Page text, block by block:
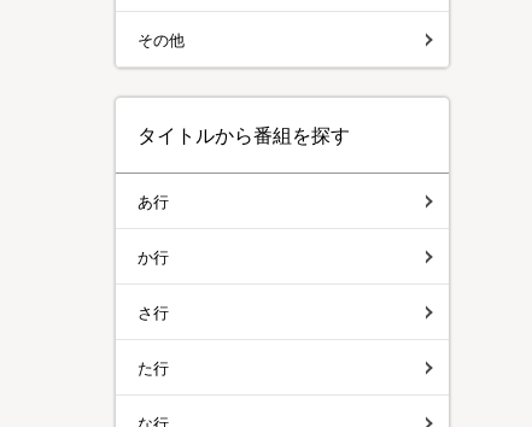
その他
タイトルから番組を探す
あ行
か行
さ行
た行
な行